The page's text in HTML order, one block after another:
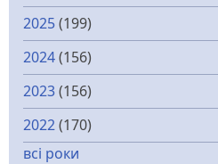
2025(199)
2024(156)
2023(156)
2022(170)
всі роки